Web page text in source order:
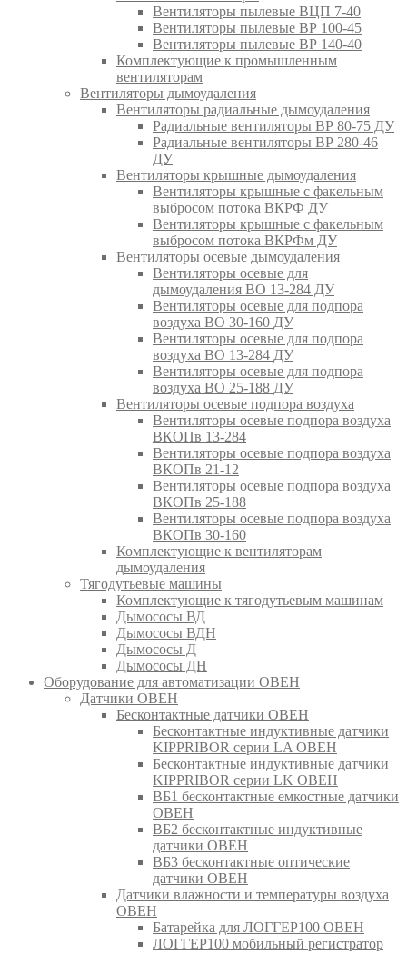
Вентиляторы пылевые ВЦП 7-40
Вентиляторы пылевые ВР 100-45
Вентиляторы пылевые ВР 140-40
Комплектующие к промышленным
вентиляторам
Вентиляторы дымоудаления
Вентиляторы радиальные дымоудаления
Радиальные вентиляторы ВР 80-75 ДУ
Радиальные вентиляторы ВР 280-46
ДУ
Вентиляторы крышные дымоудаления
Вентиляторы крышные с факельным
выбросом потока ВКРФ ДУ
Вентиляторы крышные с факельным
выбросом потока ВКРФм ДУ
Вентиляторы осевые дымоудаления
Вентиляторы осевые для
дымоудаления ВО 13-284 ДУ
Вентиляторы осевые для подпора
воздуха ВО 30-160 ДУ
Вентиляторы осевые для подпора
воздуха ВО 13-284 ДУ
Вентиляторы осевые для подпора
воздуха ВО 25-188 ДУ
Вентиляторы осевые подпора воздуха
Вентиляторы осевые подпора воздуха
ВКОПв 13-284
Вентиляторы осевые подпора воздуха
ВКОПв 21-12
Вентиляторы осевые подпора воздуха
ВКОПв 25-188
Вентиляторы осевые подпора воздуха
ВКОПв 30-160
Комплектующие к вентиляторам
дымоудаления
Тягодутьевые машины
Комплектующие к тягодутьевым машинам
Дымососы ВД
Дымососы ВДН
Дымососы Д
Дымососы ДН
Оборудование для автоматизации ОВЕН
Датчики ОВЕН
Бесконтактные датчики ОВЕН
Бесконтактные индуктивные датчики
KIPPRIBOR серии LA ОВЕН
Бесконтактные индуктивные датчики
KIPPRIBOR серии LK ОВЕН
ВБ1 бесконтактные емкостные датчики
ОВЕН
ВБ2 бесконтактные индуктивные
датчики ОВЕН
ВБ3 бесконтактные оптические
датчики ОВЕН
Датчики влажности и температуры воздуха
ОВЕН
Батарейка для ЛОГГЕР100 ОВЕН
ЛОГГЕР100 мобильный регистратор